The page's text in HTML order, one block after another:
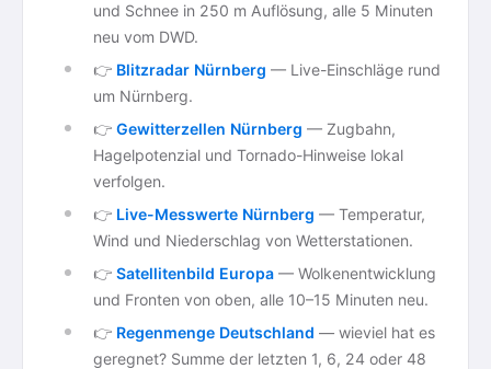
und Schnee in 250 m Auflösung, alle 5 Minuten
neu vom DWD.
👉 Blitzradar Nürnberg — Live-Einschläge rund
um Nürnberg.
👉 Gewitterzellen Nürnberg — Zugbahn,
Hagelpotenzial und Tornado-Hinweise lokal
verfolgen.
👉 Live-Messwerte Nürnberg — Temperatur,
Wind und Niederschlag von Wetterstationen.
👉 Satellitenbild Europa — Wolkenentwicklung
und Fronten von oben, alle 10–15 Minuten neu.
👉 Regenmenge Deutschland — wieviel hat es
geregnet? Summe der letzten 1, 6, 24 oder 48